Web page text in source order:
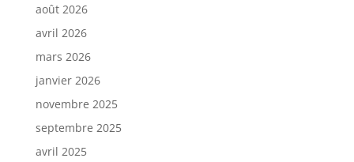
août 2026
avril 2026
mars 2026
janvier 2026
novembre 2025
septembre 2025
avril 2025